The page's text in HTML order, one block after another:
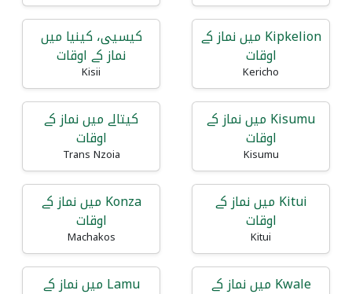
Kipkelion میں نماز کے
اوقات
Kericho
کیسیی، کینیا میں
نماز کے اوقات
Kisii
Kisumu میں نماز کے
اوقات
Kisumu
کیتالے میں نماز کے
اوقات
Trans Nzoia
Kitui میں نماز کے
اوقات
Kitui
Konza میں نماز کے
اوقات
Machakos
Kwale میں نماز کے Lamu میں نماز کے